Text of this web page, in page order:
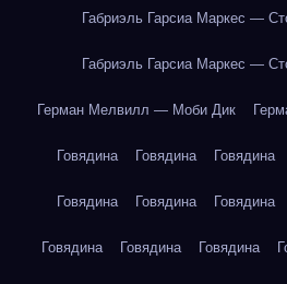
Габриэль Гарсиа Маркес —
Габриэль Гарсиа Маркес —
Герман Мелвилл — Моби Дик
Говядина Говядина Говядина
Говядина Говядина Говядина
Говядина Говядина Говядина